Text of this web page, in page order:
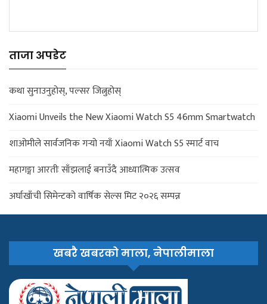
ताजा अपडेट
कथा सुनाउनुहोस्, पल्सर जित्नुहोस्
Xiaomi Unveils the New Xiaomi Watch S5 46mm Smartwatch
शाओमीले सार्वजनिक गर्‍यो नयाँ Xiaomi Watch S5 स्मार्ट वाच
महागङ्गा आरतीः साँझलाई बनाउँदै आध्यात्मिक उत्सव
अर्घाखाँची सिमेन्टको वार्षिक सेल्स मिट २०२६ सम्पन्न
खबरै खबरको माला, नेपालीमाला